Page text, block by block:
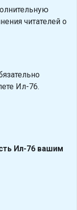
читателей о
Ил-76.
Ил-76 вашим